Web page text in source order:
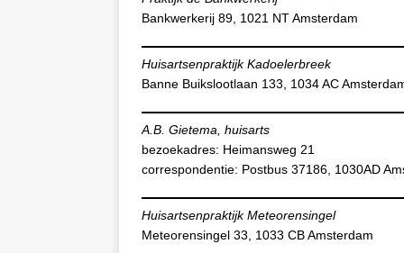
Bankwerkerij 89, 1021 NT Amsterdam
Huisartsenpraktijk Kadoelerbreek
Banne Buikslootlaan 133, 1034 AC
A.B. Gietema, huisarts
bezoekadres: Heimansweg 21
correspondentie: Postbus 37186, 1030AD
Huisartsenpraktijk Meteorensingel
Meteorensingel 33, 1033 CB Amsterdam